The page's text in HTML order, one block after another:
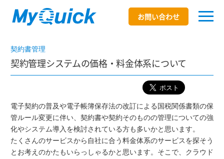
お問い合わせ
契約書管理
契約管理システムの価格・料金体系について
電子契約の普及や電子帳簿保存法の改訂による国税関係書類の保
管ルール変更に伴い、契約書や契約そのものの管理についての強
化やシステム導入を検討されている方も多いかと思います。
たくさんのサービスから自社に合う料金体系のサービスを探そう
とお考えのかたもいらっしゃるかと思います。そこで、クラウド